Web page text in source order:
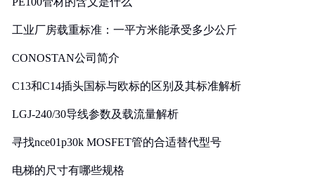
工业厂房载重标准：一平方米能承受多少公斤
CONOSTAN公司简介
C13和C14插头国标与欧标的区别及其标准解析
LGJ-240/30导线参数及载流量解析
寻找nce01p30k MOSFET管的合适替代型号
电梯的尺寸有哪些规格